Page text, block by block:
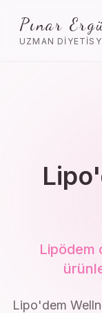
Pınar
UZMAN
Lipödem
Lipo'dem